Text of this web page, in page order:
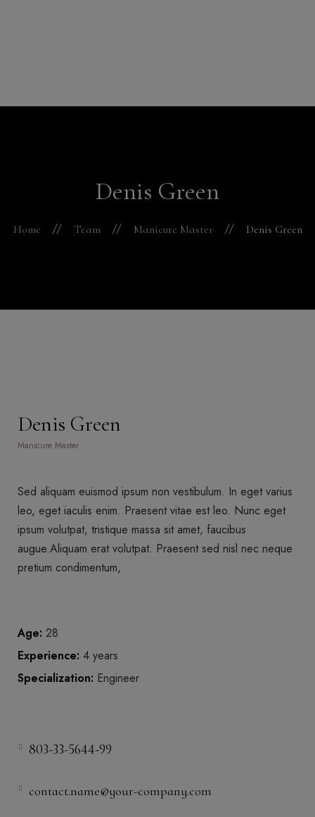
Contact
Denis Green
Home Team Manicure Master Denis Green
Denis Green
Manicure Master
Sed aliquam euismod ipsum non vestibulum. In eget varius
leo, eget iaculis enim. Praesent vitae est leo. Nunc eget
ipsum volutpat, tristique massa sit amet, faucibus
augue.Aliquam erat volutpat. Praesent sed nisl nec neque
pretium condimentum,
Age: 28
Experience: 4 years
Specialization: Engineer
803-33-5644-99
contact.name@your-company.com